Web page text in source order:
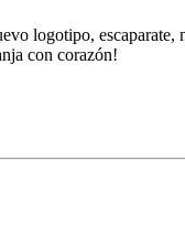
logotipo,
con corazón!